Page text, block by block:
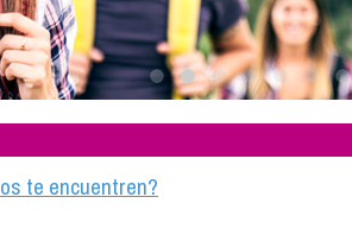
te encuentren?